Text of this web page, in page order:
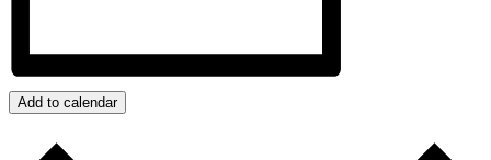
Add to calendar